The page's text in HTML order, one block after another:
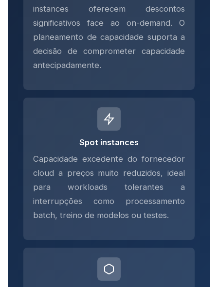
instances oferecem descontos
significativos face ao on-demand. O
planeamento de capacidade suporta a
decisão de comprometer capacidade
antecipadamente.
Spot instances
Capacidade excedente do fornecedor
cloud a preços muito reduzidos, ideal
para workloads tolerantes a
interrupções como processamento
batch, treino de modelos ou testes.